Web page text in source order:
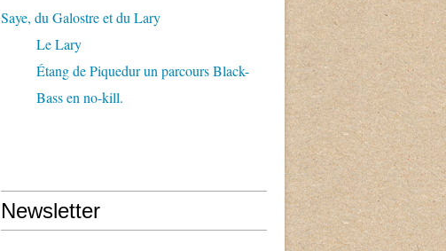
Saye, du Galostre et du Lary
Le Lary
Étang de Piquedur un parcours Black-
Bass en no-kill.
Newsletter